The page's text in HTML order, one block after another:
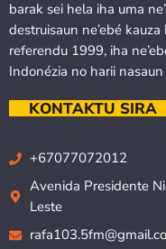
barak sei hela iha uma
destruisaun ne’ebé
referendu 1999, iha
Indonézia no harii
KONTAKTU SIRA
+67077072012
Avenida Presidente
Leste